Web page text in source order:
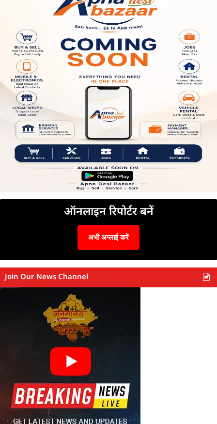
ऑनलाइन रिपोर्टर बनें
अभी अप्लाई करें
Join Our News Channel